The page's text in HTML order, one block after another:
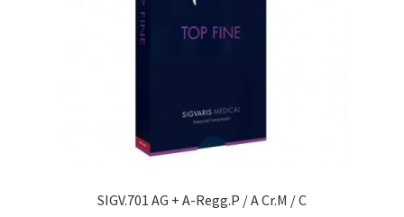
SIGV.701 AG + A-Regg.P / A Cr.M / C